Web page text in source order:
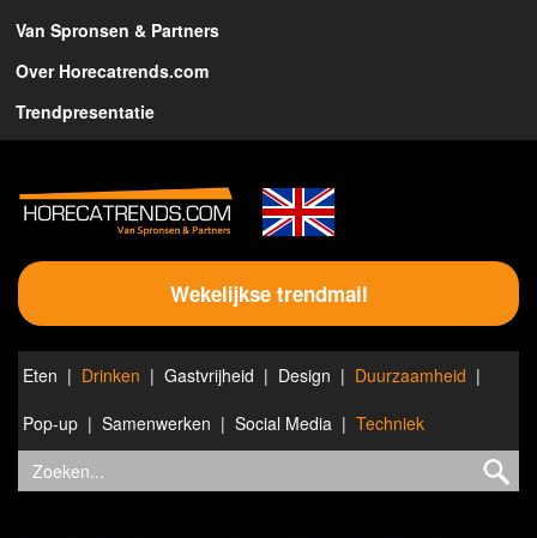
Van Spronsen & Partners
Over Horecatrends.com
Trendpresentatie
Wekelijkse trendmail
Eten Drinken Gastvrijheid Design
Duurzaamheid
Pop-up
Samenwerken Social Media Techniek